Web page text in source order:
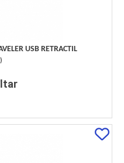
USB RETRACTIL
)